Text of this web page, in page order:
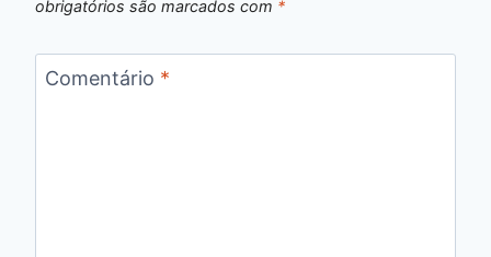
obrigatórios são marcados com *
Comentário *